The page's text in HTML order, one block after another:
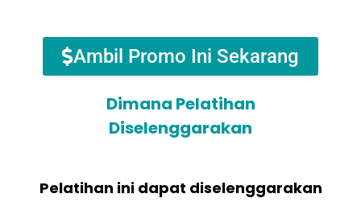
Ambil Promo Ini Sekarang
Dimana Pelatihan
Diselenggarakan
Pelatihan ini dapat diselenggarakan